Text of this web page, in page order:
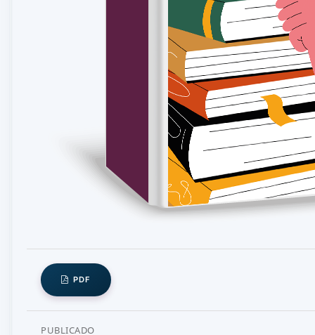
Decreto 1278. (19 de 06 de 2002). Presidencia de la
Decreto 1860. (05 de 08 de 1994). Presidencia de la
Bogotá D.C, Colombia: Ministerio de educación Nacional.
Decreto 2247. (11 de 09 de 1997). Congreso de la
Domínguez, S., & Balladares, M. (2015). Los Títeres como
Universidad Indoamérica.
García, M. (2002). La concepción histórico - cultural de Lev
PDF
PUBLICADO